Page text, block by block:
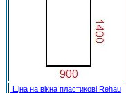
Ціна на вікна пластикові Rehau